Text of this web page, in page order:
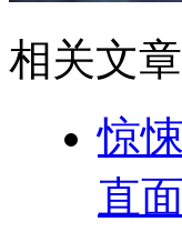
相关文章
惊
直